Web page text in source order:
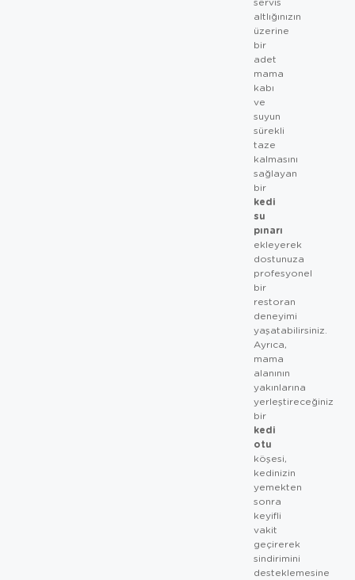
altlığınızın
üzerine
bir
adet
mama
kabı
ve
suyun
sürekli
taze
kalmasını
sağlayan
bir
kedi
su
pınarı
ekleyerek
dostunuza
profesyonel
bir
restoran
deneyimi
yaşatabilirsiniz.
Ayrıca,
mama
alanının
yakınlarına
yerleştireceğiniz
bir
kedi
otu
köşesi,
kedinizin
yemekten
sonra
keyifli
vakit
geçirerek
sindirimini
desteklemesine